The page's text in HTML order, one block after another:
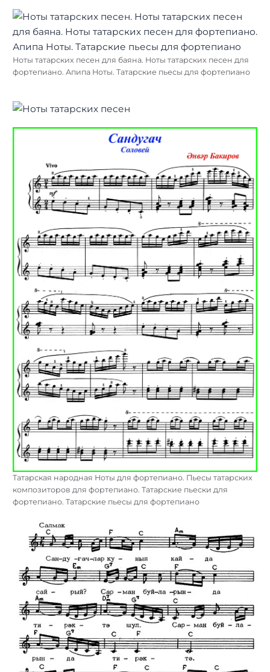
Ноты татарских песен для баяна. Ноты татарских песен для
фортепиано. Апипа Ноты. Татарские пьесы для фортепиано
Татарская народная Ноты для фортепиано. Пьесы татарских
композиторов для фортепиано. Татарские пьески для
фортепиано. Татарские пьесы для фортепиано